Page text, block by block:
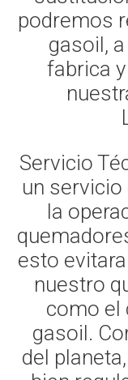
podremos
gasoil,
fabrica
Servicio
un
la
esto
nuestro
como el
gasoil.
del